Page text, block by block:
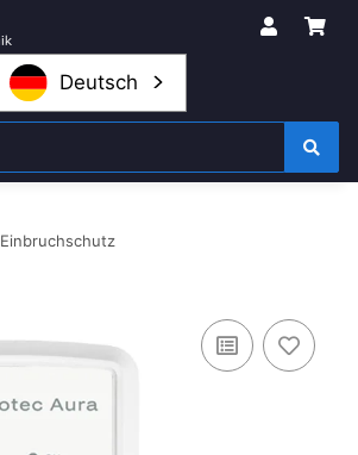
Deutsch
Einbruchschutz